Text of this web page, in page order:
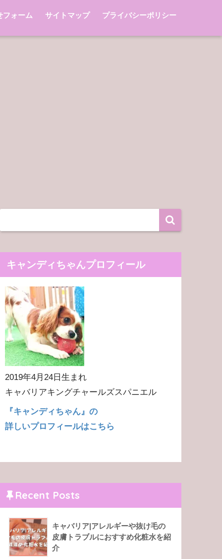
フォーム サイトマップ プライバシーポリシー
キャンディちゃんプロフィール
2019年4月24日生まれ
キャバリアキングチャールズスパニエル
『キャンディちゃん』の
詳しいプロフィールはこちら
Recent Posts
キャバリア|アレルギーや抜け毛の
皮膚トラブルにおすすめ化粧水を紹
介